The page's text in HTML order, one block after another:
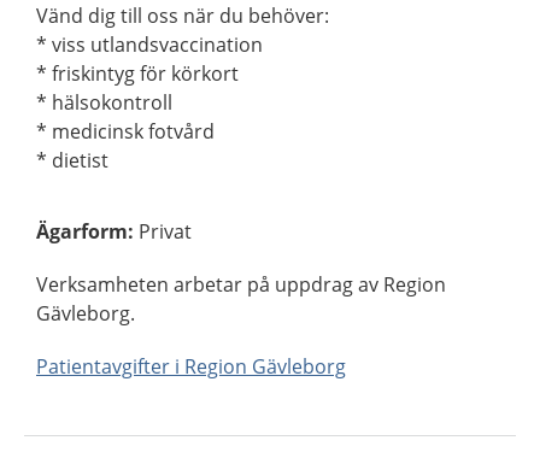
Vänd dig till oss när du behöver:
* viss utlandsvaccination
* friskintyg för körkort
* hälsokontroll
* medicinsk fotvård
* dietist
Ägarform: Privat
Verksamheten arbetar på uppdrag av Region
Gävleborg.
Patientavgifter i Region Gävleborg